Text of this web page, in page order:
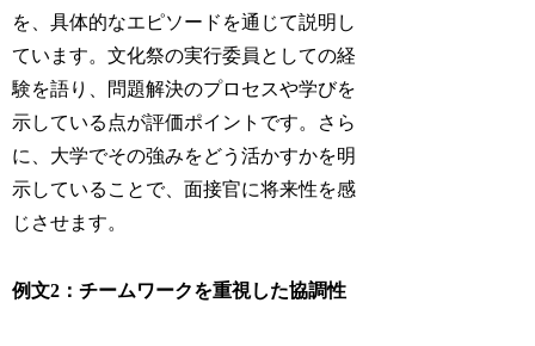
を、具体的なエピソードを通じて説明し
ています。文化祭の実行委員としての経
験を語り、問題解決のプロセスや学びを
示している点が評価ポイントです。さら
に、大学でその強みをどう活かすかを明
示していることで、面接官に将来性を感
じさせます。
例文2：チームワークを重視した協調性